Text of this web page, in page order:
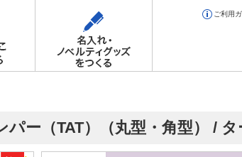
ご利用
ー（TAT）（丸型・角型） /